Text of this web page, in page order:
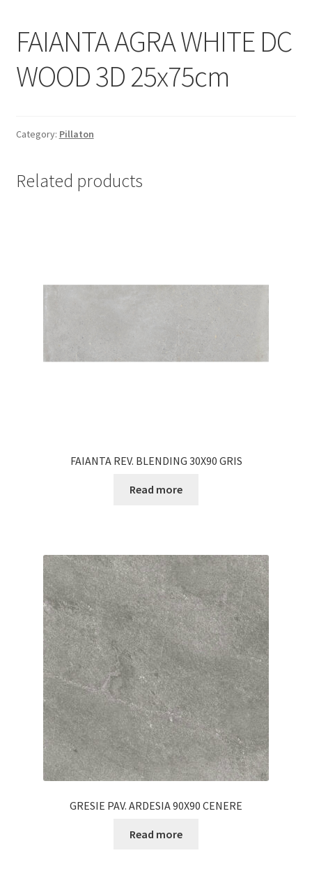
Politica de cookie
Termeni si conditii
FAIANTA AGRA WHITE DC
WOOD 3D 25x75cm
Category: Pillaton
Related products
FAIANTA REV. BLENDING 30X90 GRIS
Read more
GRESIE PAV. ARDESIA 90X90 CENERE
Read more